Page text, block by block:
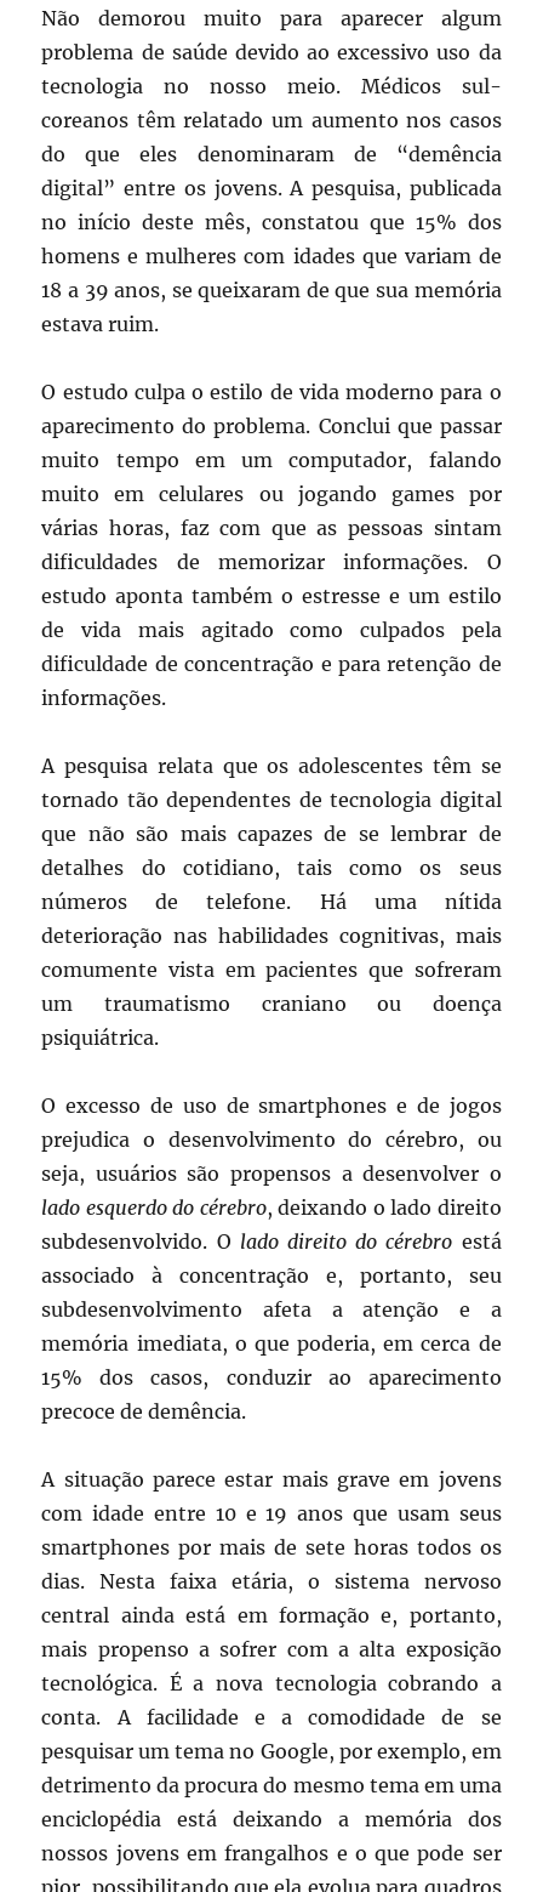
Não demorou muito para aparecer algum
problema de saúde devido ao excessivo uso da
tecnologia no nosso meio. Médicos sul-
coreanos têm relatado um aumento nos casos
do que eles denominaram de “demência
digital” entre os jovens. A pesquisa, publicada
no início deste mês, constatou que 15% dos
homens e mulheres com idades que variam de
18 a 39 anos, se queixaram de que sua memória
estava ruim.
O estudo culpa o estilo de vida moderno para o
aparecimento do problema. Conclui que passar
muito tempo em um computador, falando
muito em celulares ou jogando games por
várias horas, faz com que as pessoas sintam
dificuldades de memorizar informações. O
estudo aponta também o estresse e um estilo
de vida mais agitado como culpados pela
dificuldade de concentração e para retenção de
informações.
A pesquisa relata que os adolescentes têm se
tornado tão dependentes de tecnologia digital
que não são mais capazes de se lembrar de
detalhes do cotidiano, tais como os seus
números de telefone. Há uma nítida
deterioração nas habilidades cognitivas, mais
comumente vista em pacientes que sofreram
um traumatismo craniano ou doença
psiquiátrica.
O excesso de uso de smartphones e de jogos
prejudica o desenvolvimento do cérebro, ou
seja, usuários são propensos a desenvolver o
lado esquerdo do cérebro, deixando o lado direito
subdesenvolvido. O lado direito do cérebro está
associado à concentração e, portanto, seu
subdesenvolvimento afeta a atenção e a
memória imediata, o que poderia, em cerca de
15% dos casos, conduzir ao aparecimento
precoce de demência.
A situação parece estar mais grave em jovens
com idade entre 10 e 19 anos que usam seus
smartphones por mais de sete horas todos os
dias. Nesta faixa etária, o sistema nervoso
central ainda está em formação e, portanto,
mais propenso a sofrer com a alta exposição
tecnológica. É a nova tecnologia cobrando a
conta. A facilidade e a comodidade de se
pesquisar um tema no Google, por exemplo, em
detrimento da procura do mesmo tema em uma
enciclopédia está deixando a memória dos
nossos jovens em frangalhos e o que pode ser
pior, possibilitando que ela evolua para quadros